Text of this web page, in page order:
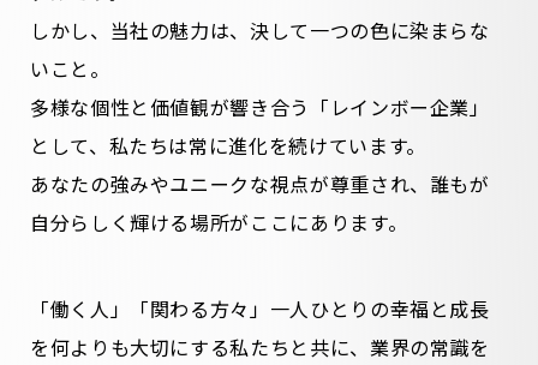
しかし、当社の魅力は、決して一つの色に染まらな
いこと。
多様な個性と価値観が響き合う「レインボー企業」
として、私たちは常に進化を続けています。
あなたの強みやユニークな視点が尊重され、誰もが
自分らしく輝ける場所がここにあります。
「働く人」「関わる方々」一人ひとりの幸福と成長
を何よりも大切にする私たちと共に、業界の常識を